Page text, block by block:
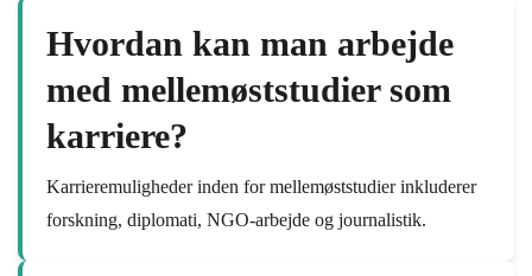
Hvordan kan man arbejde
med mellemøststudier som
karriere?
Karrieremuligheder inden for mellemøststudier inkluderer
forskning, diplomati, NGO-arbejde og journalistik.